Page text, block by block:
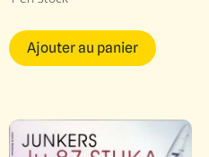
Ajouter au panier